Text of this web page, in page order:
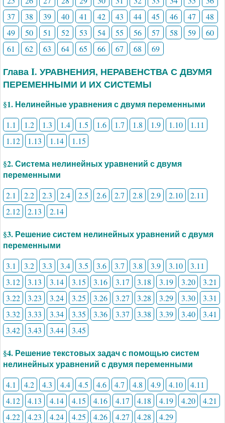
37
38 39 40 41 42 43 44 45 46 47
48
49
50 51 52 53 54 55 56 57 58 59
60
61
62 63 64 65 66 67 68 69
Глава I. УРАВНЕНИЯ, НЕРАВЕНСТВА С ДВУМЯ
ПЕРЕМЕННЫМИ И ИХ СИСТЕМЫ
§1. Нелинейные уравнения с двумя переменными
1.1 1.2 1.3 1.4 1.5 1.6 1.7 1.8 1.9 1.10
1.11
1.12
1.13 1.14 1.15
§2. Система нелинейных уравнений с двумя
переменными
2.1 2.2 2.3 2.4 2.5 2.6 2.7 2.8 2.9 2.10
2.11
2.12
2.13 2.14
§3. Решение систем нелинейных уравнений с двумя
переменными
3.1 3.2 3.3 3.4 3.5 3.6 3.7 3.8 3.9 3.10
3.11
3.12
3.13 3.14 3.15 3.16 3.17 3.18 3.19 3.20
3.21
3.22
3.23 3.24 3.25 3.26 3.27 3.28 3.29 3.30
3.31
3.32
3.33 3.34 3.35 3.36 3.37 3.38 3.39 3.40
3.41
3.42
3.43 3.44 3.45
§4. Решение текстовых задач с помощью систем
нелинейных уравнений с двумя переменными
4.1 4.2 4.3 4.4 4.5 4.6 4.7 4.8 4.9 4.10
4.11
4.12
4.13 4.14 4.15 4.16 4.17 4.18 4.19 4.20
4.21
4.22
4.23 4.24 4.25 4.26 4.27 4.28 4.29